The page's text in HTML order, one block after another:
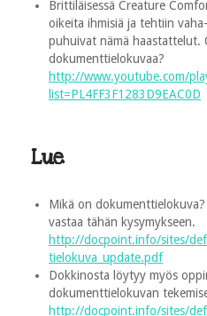
Brittiläisessä Creature
oikeita ihmisiä ja tehtiin
puhuivat nämä haastattelut.
dokumenttielokuvaa?
http://www.youtube.com/
list=PL4FF3F1283D9EAC0D
Lue
Mikä on
vastaa tähän kysymykseen.
http://docpoint.info/sites/
tielokuva_update.pdf
Dokkinosta löytyy myös
dokumenttielokuvan
http://docpoint.info/sites/